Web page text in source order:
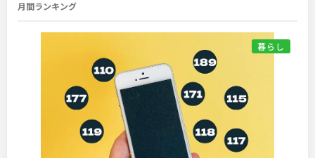
月間ランキング
暮らし